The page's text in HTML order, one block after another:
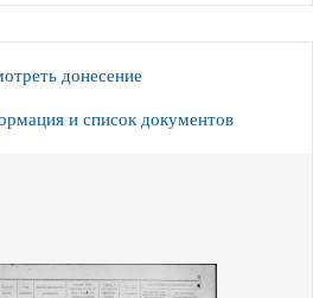
донесение
и список документов